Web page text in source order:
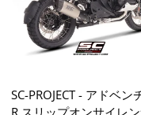
SC-PROJECT - アドベン
R スリップオンサイレ